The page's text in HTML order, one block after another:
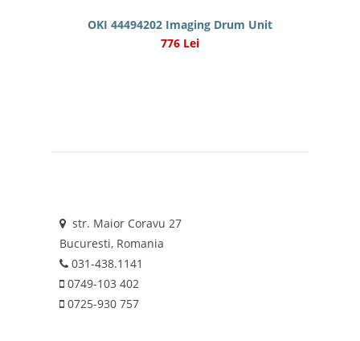
OKI 44494202 Imaging Drum Unit
776 Lei
str. Maior Coravu 27
Bucuresti, Romania
031-438.1141
0749-103 402
0725-930 757